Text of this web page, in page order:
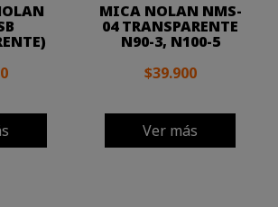
MICA NOLAN NMS-
04 TRANSPARENTE
N90-3, N100-5
$39.900
Ver más